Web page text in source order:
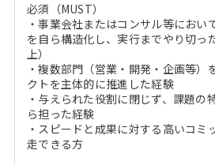
必須（MUST）
・事業会社またはコンサル等におい
を自ら構造化し、実行までやり切っ
上）
・複数部門（営業・開発・企画等）
クトを主体的に推進した経験
・与えられた役割に閉じず、課題の
ら担った経験
・スピードと成果に対する高いコミ
走できる方